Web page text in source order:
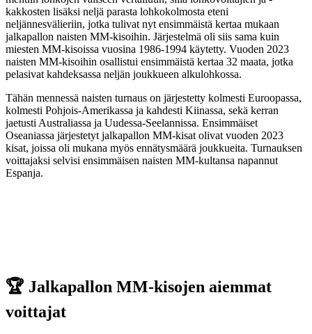
kakkosten lisäksi neljä parasta lohkokolmosta eteni
neljännesvälieriin, jotka tulivat nyt ensimmäistä kertaa mukaan
jalkapallon naisten MM-kisoihin. Järjestelmä oli siis sama kuin
miesten MM-kisoissa vuosina 1986-1994 käytetty. Vuoden 2023
naisten MM-kisoihin osallistui ensimmäistä kertaa 32 maata, jotka
pelasivat kahdeksassa neljän joukkueen alkulohkossa.
Tähän mennessä naisten turnaus on järjestetty kolmesti Euroopassa,
kolmesti Pohjois-Amerikassa ja kahdesti Kiinassa, sekä kerran
jaetusti Australiassa ja Uudessa-Seelannissa. Ensimmäiset
Oseaniassa järjestetyt jalkapallon MM-kisat olivat vuoden 2023
kisat, joissa oli mukana myös ennätysmäärä joukkueita. Turnauksen
voittajaksi selvisi ensimmäisen naisten MM-kultansa napannut
Espanja.
🏆​ Jalkapallon MM-kisojen aiemmat
voittajat